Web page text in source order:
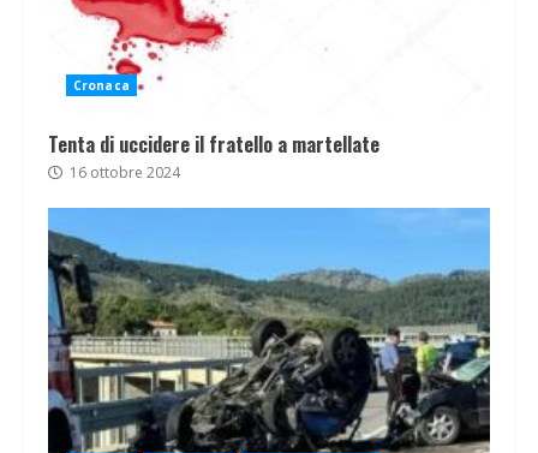
Cronaca
Tenta di uccidere il fratello a martellate
16 ottobre 2024